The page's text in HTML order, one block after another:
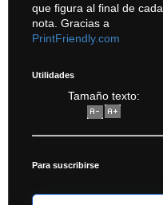
que figura al final de cada
nota. Gracias a
PrintFriendly.com
Utilidades
Tamaño texto:
Para suscribirse